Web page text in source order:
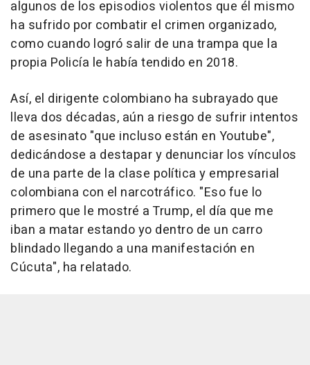
algunos de los episodios violentos que él mismo
ha sufrido por combatir el crimen organizado,
como cuando logró salir de una trampa que la
propia Policía le había tendido en 2018.
Así, el dirigente colombiano ha subrayado que
lleva dos décadas, aún a riesgo de sufrir intentos
de asesinato "que incluso están en Youtube",
dedicándose a destapar y denunciar los vínculos
de una parte de la clase política y empresarial
colombiana con el narcotráfico. "Eso fue lo
primero que le mostré a Trump, el día que me
iban a matar estando yo dentro de un carro
blindado llegando a una manifestación en
Cúcuta", ha relatado.